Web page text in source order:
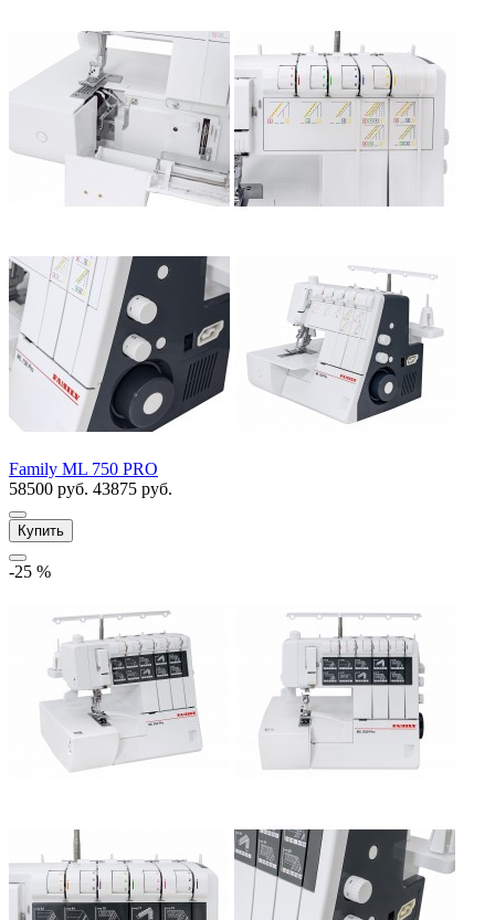
Family ML 750 PRO
58500 руб. 43875 руб.
Купить
-25 %